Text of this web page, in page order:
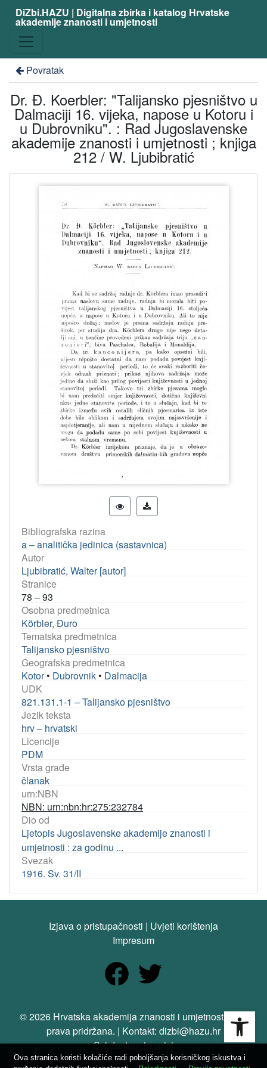
DiZbi.HAZU | Digitalna zbirka i katalog Hrvatske
akademije znanosti i umjetnosti
Povratak
Dr. Đ. Koerbler: "Talijansko pjesništvo u
Dalmaciji 16. vijeka, napose u Kotoru i
u Dubrovniku". : Rad Jugoslavenske
akademije znanosti i umjetnosti ; knjiga
212 / W. Ljubibratić
Bibliografska razina
a – analitička jedinica (sastavnica)
Autor
Ljubibratić, Walter [autor]
Stranice
78 – 93
Osobna predmetnica
Körbler, Đuro
Tematska predmetnica
Talijansko pjesništvo
Geografska predmetnica
Kotor• Dubrovnik • Dalmacija
UDK
821.131.1-1 – Talijansko pjesništvo
Jezik teksta
hrv – hrvatski
Licencije
PDM
Vrsta građe
članak
urn:NBN
NBN: urn:nbn:hr:275:232784
Dio od
Ljetopis Jugoslavenske akademije znanosti i
umjetnosti : za godinu ...
Svezak
1916. Sv. 31/II
Izjava o pristupačnosti | Uvjeti korištenja
Impresum
© 2026 Hrvatska akademija znanosti i umjetnosti. Sva
prava pridržana. | Kontakt: dizbi@hazu.hr
Svi dostupni zapisi
Ova stranica koristi kolačiće radi poboljšanja korisničkog iskustva i